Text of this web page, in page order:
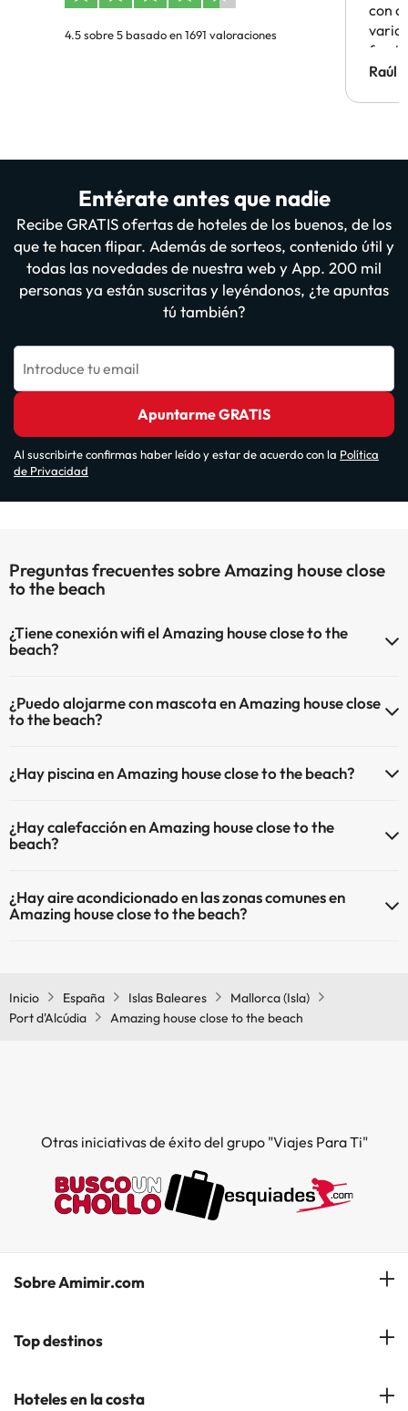
4.5 sobre 5 basado en 1691 valoraciones
con
Hotel
Raúl
Entérate antes que nadie
Recibe GRATIS ofertas de hoteles de los buenos, de los
que te hacen flipar. Además de sorteos, contenido útil y
todas las novedades de nuestra web y App. 200 mil
personas ya están suscritas y leyéndonos, ¿te apuntas
tú también?
Introduce tu email
Apuntarme GRATIS
Al suscribirte confirmas haber leído y estar de acuerdo con la Política
de Privacidad
Preguntas frecuentes sobre Amazing house close
to the beach
¿Tiene conexión wifi el Amazing house close to the
beach?
¿Puedo alojarme con mascota en Amazing house close
to the beach?
petición y de pago directo en hotel). Consulta las condiciones.
¿Hay piscina en Amazing house close to the beach?
puede ser de pago) Aquí tienes más info sobre la piscina y otras
instalaciones.
¿Hay calefacción en Amazing house close to the
beach?
comunes.
¿Hay aire acondicionado en las zonas comunes en
Amazing house close to the beach?
Inicio
España Islas Baleares
Mallorca (Isla)
Port d'Alcúdia
Amazing house close to the beach
Otras iniciativas de éxito del grupo "Viajes Para Ti"
Sobre Amimir.com
¿Quiénes somos?
Top destinos
Hoteles en Salou
Hoteles en la costa